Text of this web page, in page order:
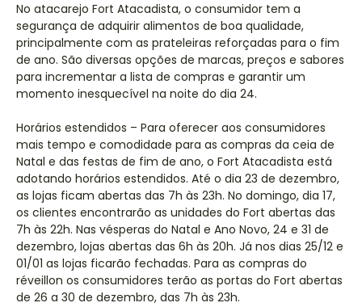
No atacarejo Fort Atacadista, o consumidor tem a
segurança de adquirir alimentos de boa qualidade,
principalmente com as prateleiras reforçadas para o fim
de ano. São diversas opções de marcas, preços e sabores
para incrementar a lista de compras e garantir um
momento inesquecível na noite do dia 24.
Horários estendidos – Para oferecer aos consumidores
mais tempo e comodidade para as compras da ceia de
Natal e das festas de fim de ano, o Fort Atacadista está
adotando horários estendidos. Até o dia 23 de dezembro,
as lojas ficam abertas das 7h às 23h. No domingo, dia 17,
os clientes encontrarão as unidades do Fort abertas das
7h às 22h. Nas vésperas do Natal e Ano Novo, 24 e 31 de
dezembro, lojas abertas das 6h às 20h. Já nos dias 25/12 e
01/01 as lojas ficarão fechadas. Para as compras do
réveillon os consumidores terão as portas do Fort abertas
de 26 a 30 de dezembro, das 7h às 23h.